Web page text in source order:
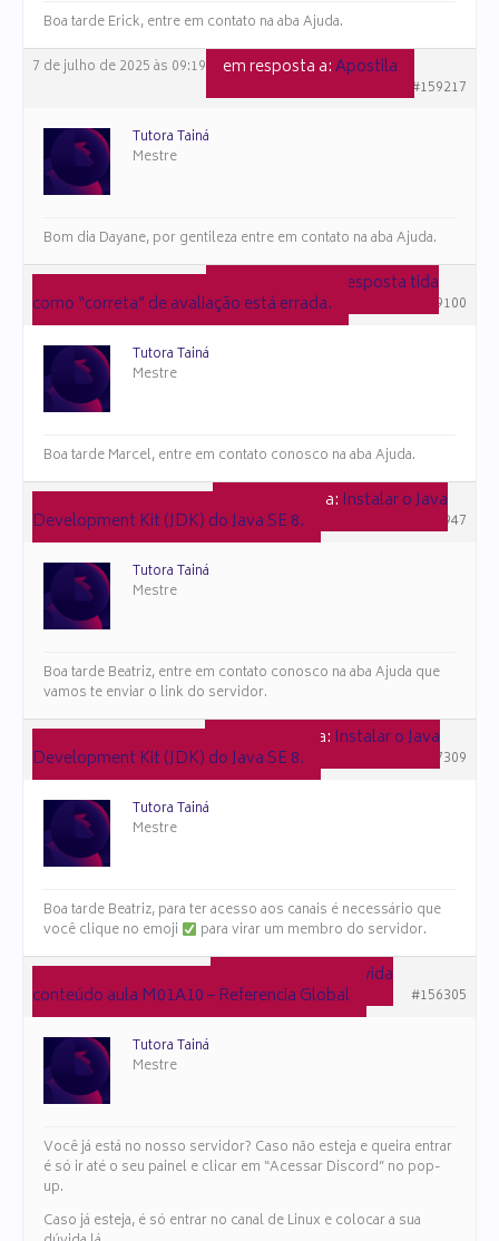
Boa tarde Erick, entre em contato na aba Ajuda.
7 de julho de 2025 às 09:19
em resposta a:Apostila
#159217
Tutora Tainá
Mestre
Bom dia Dayane, por gentileza entre em contato na aba Ajuda.
Resposta tida
como “correta” de avaliação está errada. #159100
Tutora Tainá
Mestre
Boa tarde Marcel, entre em contato conosco na aba Ajuda.
em resposta a: Instalar o Java
Development Kit (JDK) do Java SE 8. #157947
Tutora Tainá
Mestre
Boa tarde Beatriz, entre em contato conosco na aba Ajuda que
vamos te enviar o link do servidor.
em resposta a: Instalar o Java
Development Kit (JDK) do Java SE 8. #157309
Tutora Tainá
Mestre
Boa tarde Beatriz, para ter acesso aos canais é necessário que
você clique no emoji
para virar um membro do servidor.
Duvida
conteúdo aula M01A10 – Referencia Global #156305
Tutora Tainá
Mestre
Você já está no nosso servidor? Caso não esteja e queira entrar
é só ir até o seu painel e clicar em “Acessar Discord” no pop-
up.
Caso já esteja, é só entrar no canal de Linux e colocar a sua